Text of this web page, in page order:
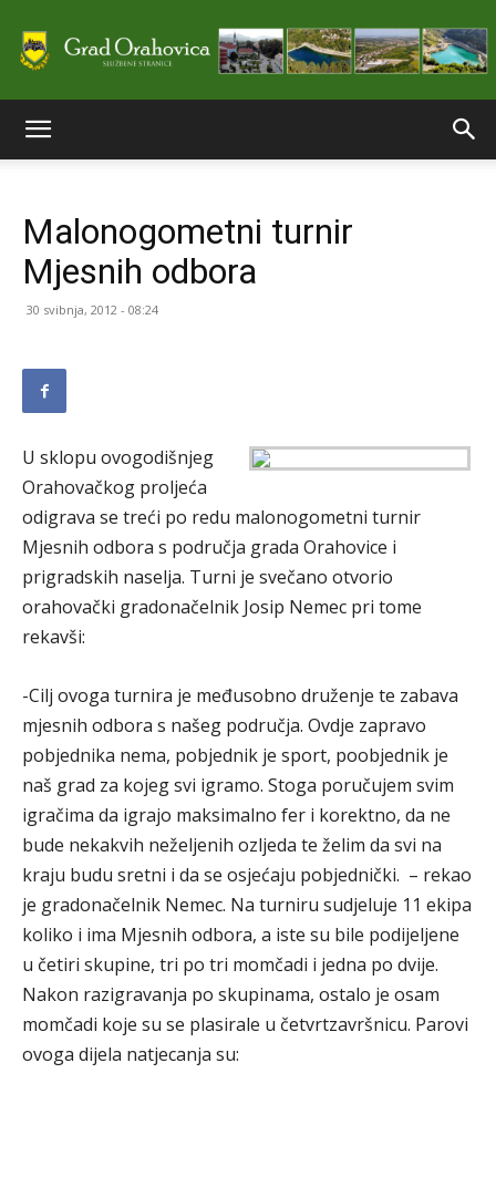
stranice
Malonogometni turnir
Mjesnih odbora
30 svibnja, 2012 - 08:24
U sklopu ovogodišnjeg
Orahovačkog proljeća
odigrava se treći po redu malonogometni turnir
Mjesnih odbora s područja grada Orahovice i
prigradskih naselja. Turni je svečano otvorio
orahovački gradonačelnik Josip Nemec pri tome
rekavši:
-Cilj ovoga turnira je međusobno druženje te zabava
mjesnih odbora s našeg područja. Ovdje zapravo
pobjednika nema, pobjednik je sport, poobjednik je
naš grad za kojeg svi igramo. Stoga poručujem svim
igračima da igrajo maksimalno fer i korektno, da ne
bude nekakvih neželjenih ozljeda te želim da svi na
kraju budu sretni i da se osjećaju pobjednički. – rekao
je gradonačelnik Nemec. Na turniru sudjeluje 11 ekipa
koliko i ima Mjesnih odbora, a iste su bile podijeljene
u četiri skupine, tri po tri momčadi i jedna po dvije.
Nakon razigravanja po skupinama, ostalo je osam
momčadi koje su se plasirale u četvrtzavršnicu. Parovi
ovoga dijela natjecanja su: